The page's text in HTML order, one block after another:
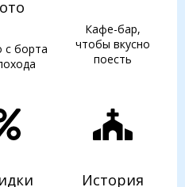
с борта
Кафе-бар,
чтобы вкусно
поесть
История